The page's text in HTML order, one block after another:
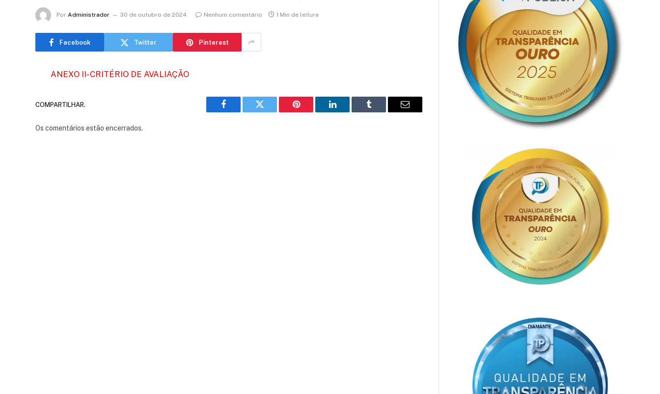
Por Administrador 30 de outubro de 2024 Nenhum comentário 1 Min de leitura
Facebook Twitter Pinterest
ANEXO II- CRITÉRIO DE AVALIAÇÃO
COMPARTILHAR.
Facebook Twitter Pinterest LinkedIn Tumblr
E-
Os comentários estão encerrados.